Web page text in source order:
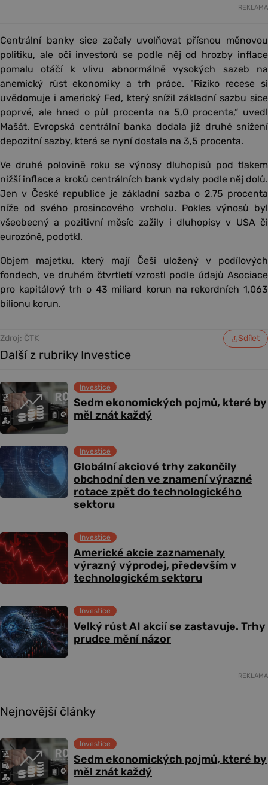
REKLAMA
Centrální banky sice začaly uvolňovat přísnou měnovou
politiku, ale oči investorů se podle něj od hrozby inflace
pomalu otáčí k vlivu abnormálně vysokých sazeb na
anemický růst ekonomiky a trh práce. "Riziko recese si
uvědomuje i americký Fed, který snížil základní sazbu sice
poprvé, ale hned o půl procenta na 5,0 procenta,“ uvedl
Mašát. Evropská centrální banka dodala již druhé snížení
depozitní sazby, která se nyní dostala na 3,5 procenta.
Ve druhé polovině roku se výnosy dluhopisů pod tlakem
nižší inflace a kroků centrálních bank vydaly podle něj dolů.
Jen v České republice je základní sazba o 2,75 procenta
níže od svého prosincového vrcholu. Pokles výnosů byl
všeobecný a pozitivní měsíc zažily i dluhopisy v USA či
eurozóně, podotkl.
Objem majetku, který mají Češi uložený v podílových
fondech, ve druhém čtvrtletí vzrostl podle údajů Asociace
pro kapitálový trh o 43 miliard korun na rekordních 1,063
bilionu korun.
Zdroj: ČTK Sdílet
Další z rubriky Investice
Sedm ekonomických pojmů, které by
měl znát každý
Investice
Globální akciové trhy zakončily
obchodní den ve znamení výrazné
rotace zpět do technologického
sektoru
Investice
Americké akcie zaznamenaly
výrazný výprodej, především v
technologickém sektoru
Investice
Velký růst AI akcií se zastavuje. Trhy
prudce mění názor
Investice
REKLAMA
Nejnovější články
Sedm ekonomických pojmů, které by
měl znát každý
Investice